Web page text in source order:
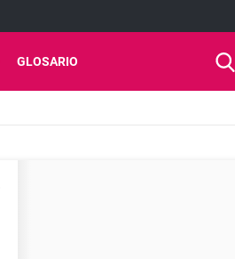
GLOSARIO